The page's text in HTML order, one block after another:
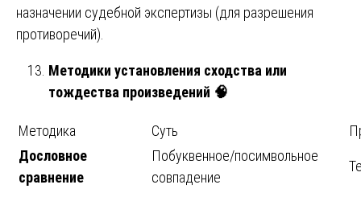
назначении судебной экспертизы (для разрешения
противоречий).
Методики установления сходства или
тождества произведений 🧠
Методика Суть
Дословное
сравнение
Побуквенное/посимвольное
совпадение